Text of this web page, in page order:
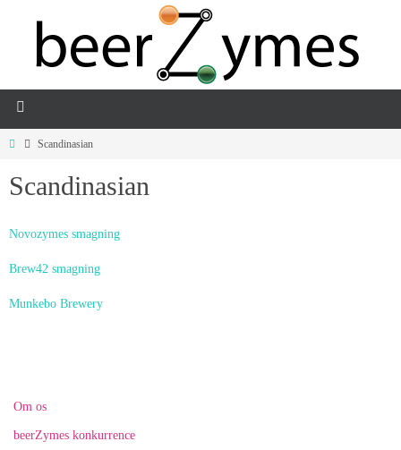
Scandinasian
Scandinasian
Novozymes smagning
Brew42 smagning
Munkebo Brewery
Om os
beerZymes konkurrence